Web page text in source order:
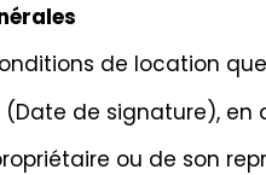
de location
(Date de signature),
ou de son